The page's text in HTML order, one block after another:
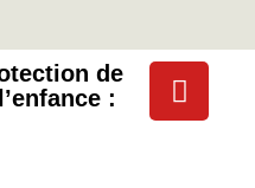
de
l’enfance :
Y
o